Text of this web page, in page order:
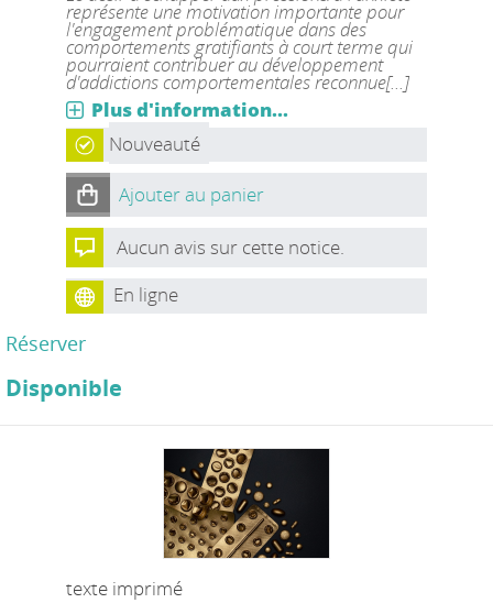
représente une motivation importante pour
l'engagement problématique dans des
comportements gratifiants à court terme qui
pourraient contribuer au développement
d'addictions comportementales reconnue[...]
Plus d'information...
Nouveauté
Ajouter au panier
Aucun avis sur cette notice.
En ligne
Réserver
Disponible
texte imprimé